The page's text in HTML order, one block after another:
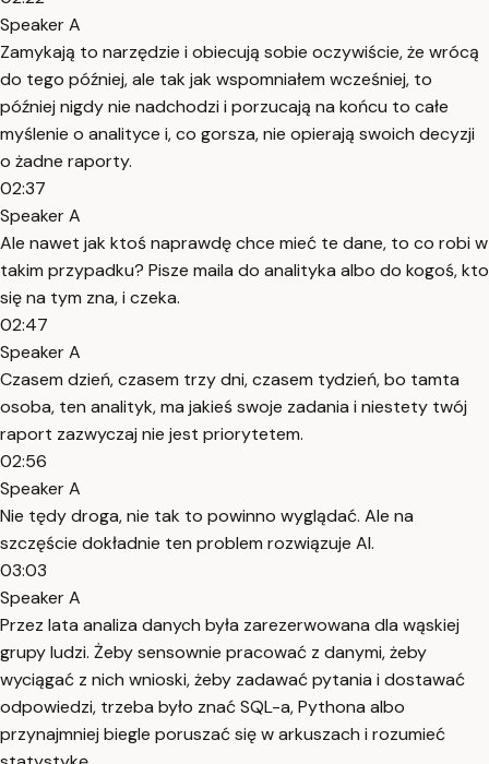
Speaker A
Zamykają to narzędzie i obiecują sobie oczywiście, że wrócą
do tego później, ale tak jak wspomniałem wcześniej, to
później nigdy nie nadchodzi i porzucają na końcu to całe
myślenie o analityce i, co gorsza, nie opierają swoich decyzji
o żadne raporty.
02:37
Speaker A
Ale nawet jak ktoś naprawdę chce mieć te dane, to co robi w
takim przypadku? Pisze maila do analityka albo do kogoś, kto
się na tym zna, i czeka.
02:47
Speaker A
Czasem dzień, czasem trzy dni, czasem tydzień, bo tamta
osoba, ten analityk, ma jakieś swoje zadania i niestety twój
raport zazwyczaj nie jest priorytetem.
02:56
Speaker A
Nie tędy droga, nie tak to powinno wyglądać. Ale na
szczęście dokładnie ten problem rozwiązuje AI.
03:03
Speaker A
Przez lata analiza danych była zarezerwowana dla wąskiej
grupy ludzi. Żeby sensownie pracować z danymi, żeby
wyciągać z nich wnioski, żeby zadawać pytania i dostawać
odpowiedzi, trzeba było znać SQL-a, Pythona albo
przynajmniej biegle poruszać się w arkuszach i rozumieć